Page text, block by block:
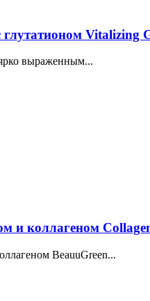
глутатионом Vitalizing
ярко выраженным...
и коллагеном
BeauuGreen...